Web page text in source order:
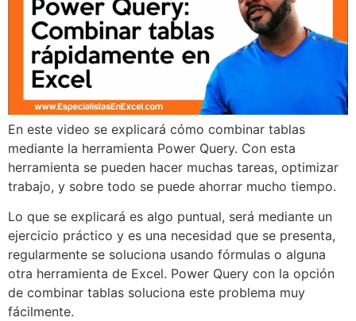
En este video se explicará cómo combinar tablas
mediante la herramienta Power Query. Con esta
herramienta se pueden hacer muchas tareas, optimizar
trabajo, y sobre todo se puede ahorrar mucho tiempo.
Lo que se explicará es algo puntual, será mediante un
ejercicio práctico y es una necesidad que se presenta,
regularmente se soluciona usando fórmulas o alguna
otra herramienta de Excel. Power Query con la opción
de combinar tablas soluciona este problema muy
fácilmente.